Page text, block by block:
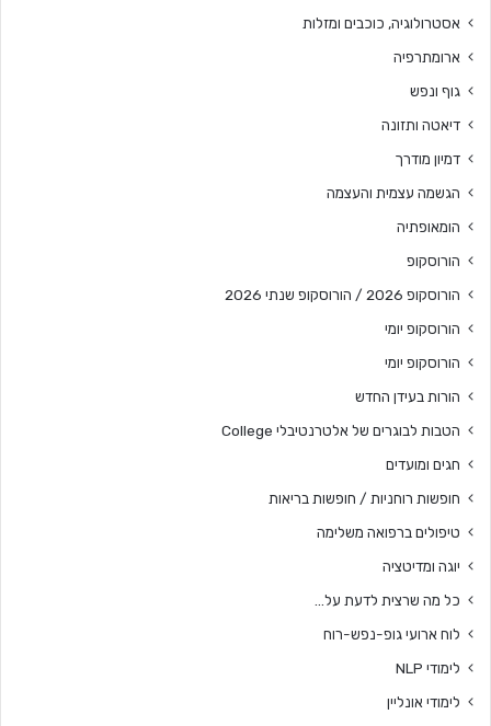
אסטרולוגיה, כוכבים ומזלות
ארומתרפיה
גוף ונפש
דיאטה ותזונה
דמיון מודרך
הגשמה עצמית והעצמה
הומאופתיה
הורוסקופ
הורוסקופ 2026 / הורוסקופ שנתי 2026
הורוסקופ יומי
הורוסקופ יומי
הורות בעידן החדש
הטבות לבוגרים של אלטרנטיבלי College
חגים ומועדים
חופשות רוחניות / חופשות בריאות
טיפולים ברפואה משלימה
יוגה ומדיטציה
כל מה שרצית לדעת על…
לוח ארועי גופ-נפש-רוח
לימודי NLP
לימודי אונליין